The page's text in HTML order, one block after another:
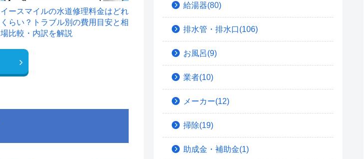
イースマイルの水道修理料金はどれ
くらい？トラブル別の費用目安と相
場比較・内訳を解説
給湯器(80)
排水管・排水口(106)
お風呂(9)
業者(10)
メーカー(12)
掃除(19)
助成金・補助金(1)